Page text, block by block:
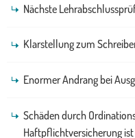
Nächste
Klarstellung zum
Enormer Andrang bei
Schäden durch
Haftpflichtversicherung